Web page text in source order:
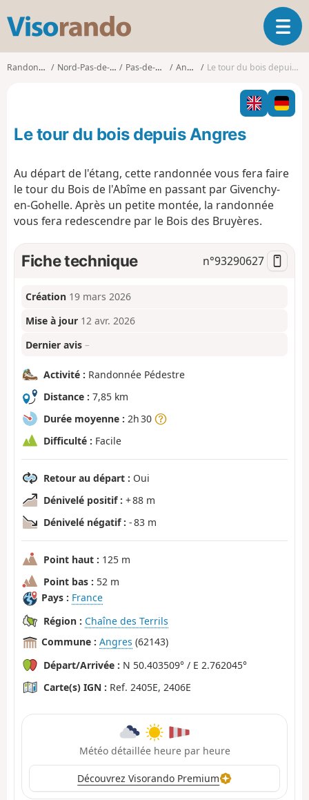
s
o
o
O
u
i
r
l
v
i
o
Randonnées Nord-Pas-de-Calais Pas-de-Calais Angres Le tour du bois depuis Angres
Le tour du bois depuis Angres
Au départ de l'étang, cette randonnée vous fera faire
le tour du Bois de l'Abîme en passant par Givenchy-
en-Gohelle. Après un petite montée, la randonnée
vous fera redescendre par le Bois des Bruyères.
Fiche technique n°93290627
Création 19 mars 2026
Mise à jour 12 avr. 2026
Dernier avis –
Activité : Randonnée Pédestre
Distance : 7,85 km
Durée moyenne : 2h 30
Difficulté : Facile
Retour au départ : Oui
Dénivelé positif : + 88 m
Dénivelé négatif : - 83 m
Point haut : 125 m
Point bas : 52 m
Pays : France
Région : Chaîne des Terrils
Commune : Angres (62143)
Départ/Arrivée : N 50.403509° / E 2.762045°
Carte(s) IGN : Ref. 2405E, 2406E
Météo détaillée heure par heure
Découvrez Visorando Premium